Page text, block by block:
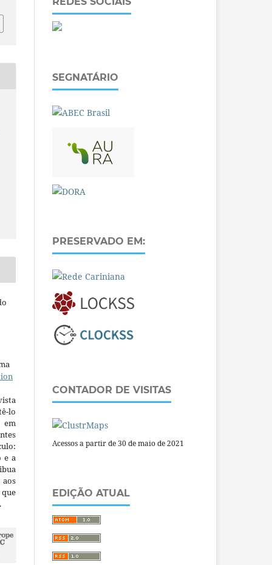
lo
em
e a
SEGNATÁRIO
PRESERVADO EM:
CONTADOR DE VISITAS
Acessos a partir de 30 de maio de 2021
EDIÇÃO ATUAL